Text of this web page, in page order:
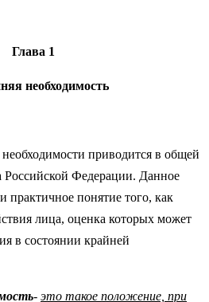
Глава 1
приводится в общей
Российской Федерации. Данное
практичное понятие того, как
лица, оценка которых может
в состоянии крайней
- это такое положение, при